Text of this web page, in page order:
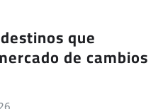
que
de cambios